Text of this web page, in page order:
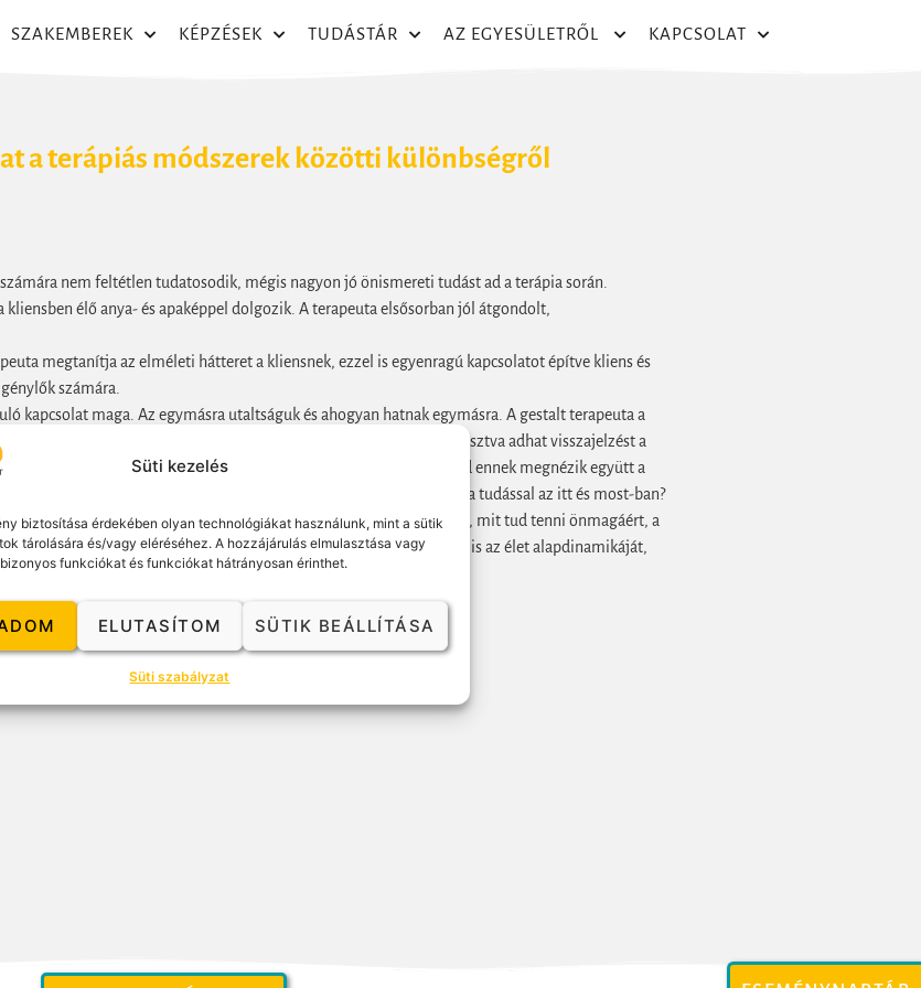
Süti kezelés
biztosítása érdekében olyan technológiákat használunk, mint a sütik
tárolására és/vagy eléréséhez. A hozzájárulás elmulasztása vagy
funkciókat és funkciókat hátrányosan érinthet.
ELUTASÍTOM SÜTIK BEÁLLÍTÁSA
Süti szabályzat
SZAKEMBEREK KÉPZÉSEK TUDÁSTÁR AZ EGYESÜLETRŐL KAPCSOLAT
a terápiás módszerek közötti különbségről
nem feltétlen tudatosodik, mégis nagyon jó önismereti tudást ad a terápia során.
élő anya- és apaképpel dolgozik. A terapeuta elsősorban jól átgondolt,
megtanítja az elméleti hátteret a kliensnek, ezzel is egyenragú kapcsolatot építve kliens és
számára.
kapcsolat maga. Az egymásra utaltságuk és ahogyan hatnak egymásra. A gestalt terapeuta a
dolgozik. Szelektíven saját testi-lelki élményeit is megosztva adhat visszajelzést a
éppen történik: öröm, fájdalom, düh, elakadás, csend…stb. Majd ennek megnézik együtt a
hanem a kliensre teszi a felelősséget: mit kezd mindezzel a tudással az itt és most-ban?
változásait, s kísérletezésre bíztatja a jelenben, hogy nézze meg, mit tud tenni önmagáért, a
s ha szükséges, gyengéd, ha kell, provokatív. Felmutatva ezzel is az élet alapdinamikáját,